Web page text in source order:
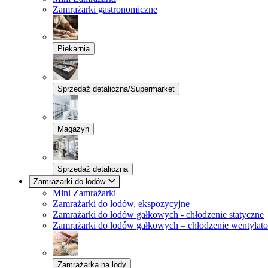
Zamrażarki gastronomiczne
Piekarnia
Sprzedaż detaliczna/Supermarket
Magazyn
Sprzedaż detaliczna
Zamrażarki do lodów
Mini Zamrażarki
Zamrażarki do lodów, ekspozycyjne
Zamrażarki do lodów gałkowych - chłodzenie statyczne
Zamrażarki do lodów gałkowych – chłodzenie
Zamrażarka na lody